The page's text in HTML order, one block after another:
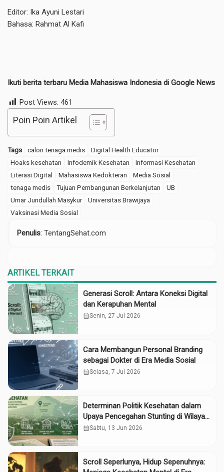
Editor: Ika Ayuni Lestari
Bahasa: Rahmat Al Kafi
Ikuti berita terbaru Media Mahasiswa Indonesia di Google News
Post Views: 461
Poin Poin Artikel
Tags calon tenaga medis
Digital Health Educator
Hoaks kesehatan
Infodemik Kesehatan
Informasi Kesehatan
Literasi Digital
Mahasiswa Kedokteran
Media Sosial
tenaga medis
Tujuan Pembangunan Berkelanjutan
UB
Umar Jundullah Masykur
Universitas Brawijaya
Vaksinasi Media Sosial
Penulis: TentangSehat.com
ARTIKEL TERKAIT
Generasi Scroll: Antara Koneksi Digital
dan Kerapuhan Mental
calendar_monthSenin, 27 Jul 2026
Cara Membangun Personal Branding
sebagai Dokter di Era Media Sosial
calendar_monthSelasa, 7 Jul 2026
Determinan Politik Kesehatan dalam
Upaya Pencegahan Stunting di Wilayah
Pelayanan Puskesmas Dinoyo, Kota
calendar_monthSabtu, 13 Jun 2026
Scroll Seperlunya, Hidup Sepenuhnya: